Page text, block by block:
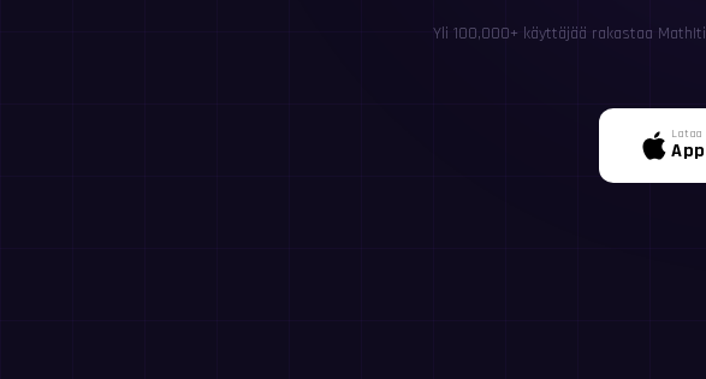
Yli 100,000+ käyttäjää rakastaa
Lataa